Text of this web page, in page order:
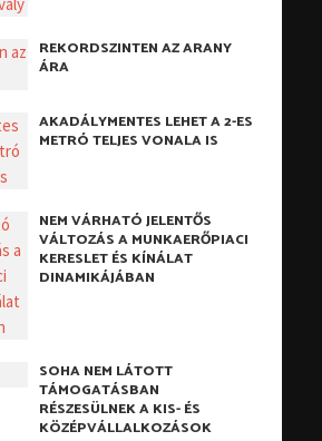
REKORDSZINTEN AZ ARANY
ÁRA
AKADÁLYMENTES LEHET A 2-ES
METRÓ TELJES VONALA IS
NEM VÁRHATÓ JELENTŐS
VÁLTOZÁS A MUNKAERŐPIACI
KERESLET ÉS KÍNÁLAT
DINAMIKÁJÁBAN
SOHA NEM LÁTOTT
TÁMOGATÁSBAN
RÉSZESÜLNEK A KIS- ÉS
KÖZÉPVÁLLALKOZÁSOK